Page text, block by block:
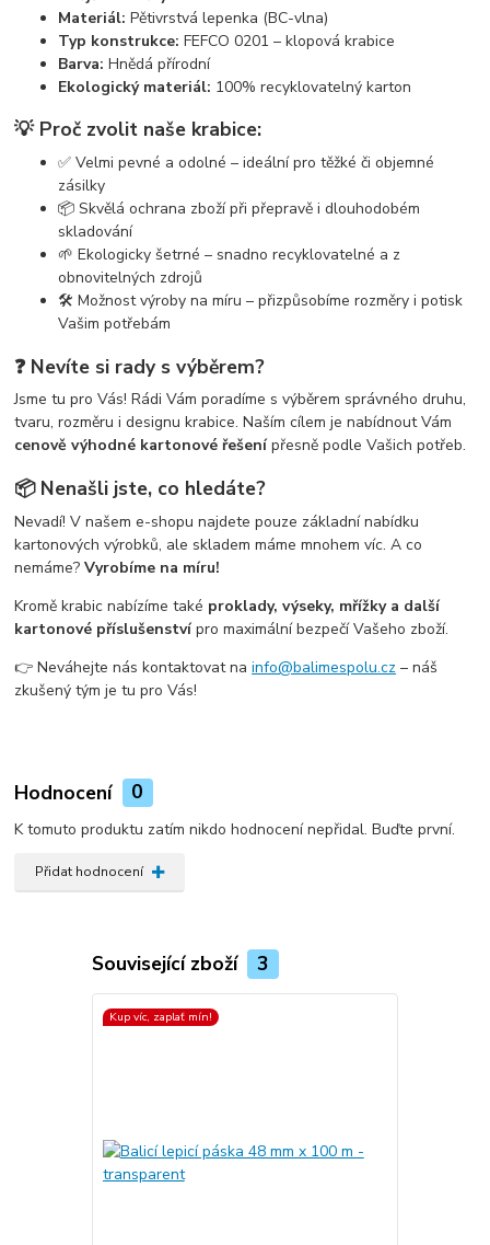
Materiál: Pětivrstvá lepenka (BC-vlna)
Typ konstrukce: FEFCO 0201 – klopová krabice
Barva: Hnědá přírodní
Ekologický materiál: 100% recyklovatelný karton
💡 Proč zvolit naše krabice:
✅ Velmi pevné a odolné – ideální pro těžké či objemné
zásilky
📦 Skvělá ochrana zboží při přepravě i dlouhodobém
skladování
🌱 Ekologicky šetrné – snadno recyklovatelné a z
obnovitelných zdrojů
🛠️ Možnost výroby na míru – přizpůsobíme rozměry i potisk
Vašim potřebám
❓ Nevíte si rady s výběrem?
Jsme tu pro Vás! Rádi Vám poradíme s výběrem správného druhu,
tvaru, rozměru i designu krabice. Naším cílem je nabídnout Vám
cenově výhodné kartonové řešenípřesně podle Vašich potřeb.
📦 Nenašli jste, co hledáte?
Nevadí! V našem e-shopu najdete pouze základní nabídku
kartonových výrobků, ale skladem máme mnohem víc. A co
nemáme?Vyrobíme na míru!
Kromě krabic nabízíme také proklady, výseky, mřížky a další
kartonové příslušenstvípro maximální bezpečí Vašeho zboží.
👉 Neváhejte nás kontaktovat nainfo@balimespolu.cz – náš
zkušený tým je tu pro Vás!
Hodnocení 0
K tomuto produktu zatím nikdo hodnocení nepřidal. Buďte první.
Přidat hodnocení
Související zboží 3
Kup víc, zaplať mín!